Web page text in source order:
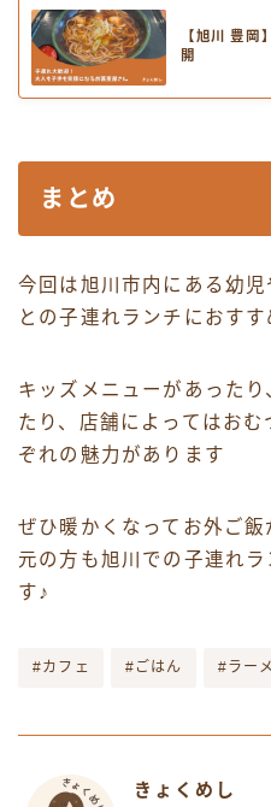
【旭川 豊岡
開
まとめ
今回は旭川市内にある幼
との子連れランチにおす
キッズメニューがあった
たり、店舗によってはお
ぞれの魅力があります
ぜひ暖かくなってお外ご
元の方も旭川での子連れ
す♪
#カフェ #ごはん #ラー
きょくめし